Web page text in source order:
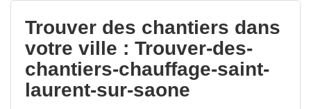
votes
Trouver des chantiers dans
votre ville : Trouver-des-
chantiers-chauffage-saint-
laurent-sur-saone